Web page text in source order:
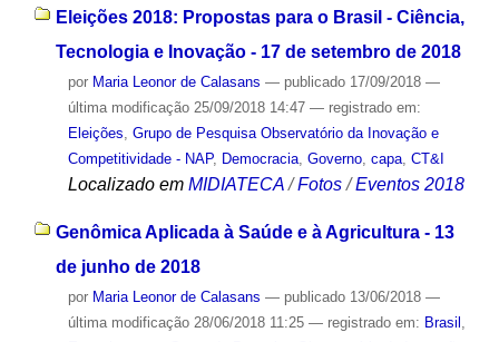
Eleições 2018: Propostas para o Brasil - Ciência,
Tecnologia e Inovação - 17 de setembro de 2018
por Maria Leonor de Calasans — publicado17/09/2018 —
última modificação25/09/2018 14:47 — registrado em:
Eleições, Grupo de Pesquisa Observatório da Inovação e
Competitividade - NAP, Democracia, Governo, capa, CT&I
Localizado em MIDIATECA /Fotos /Eventos 2018
Genômica Aplicada à Saúde e à Agricultura - 13
de junho de 2018
por Maria Leonor de Calasans — publicado13/06/2018 —
última modificação28/06/2018 11:25 — registrado em: Brasil